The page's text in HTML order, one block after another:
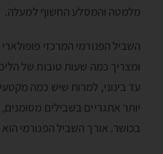
מלמטה והמסלע החשוף למעלה.
השביל הפנורמי המרכזי
ומצריך כמה שעות טובות של
עד בינוני, למרות שיש כמה
יותר אתגריים בשבילים
בכושר. אורך השביל הפנורמי